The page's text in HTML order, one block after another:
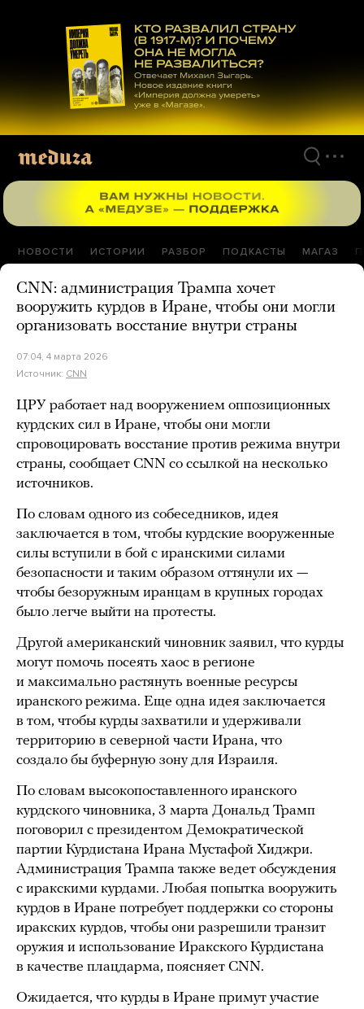
материалам
НОВОСТИ ИСТОРИИ РАЗБОР ПОДКАСТЫ МАГАЗ
CNN: администрация Трампа хочет
вооружить курдов в Иране, чтобы они могли
организовать восстание внутри страны
07:04, 4 марта 2026
Источник: CNN
ЦРУ работает над вооружением оппозиционных
курдских сил в Иране, чтобы они могли
спровоцировать восстание против режима внутри
страны, сообщает CNN со ссылкой на несколько
источников.
По словам одного из собеседников, идея
заключается в том, чтобы курдские вооруженные
силы вступили в бой с иранскими силами
безопасности и таким образом оттянули их —
чтобы безоружным иранцам в крупных городах
было легче выйти на протесты.
Другой американский чиновник заявил, что курды
могут помочь посеять хаос в регионе
и максимально растянуть военные ресурсы
иранского режима. Еще одна идея заключается
в том, чтобы курды захватили и удерживали
территорию в северной части Ирана, что
создало бы буферную зону для Израиля.
По словам высокопоставленного иранского
курдского чиновника, 3 марта Дональд Трамп
поговорил с президентом Демократической
партии Курдистана Ирана Мустафой Хиджри.
Администрация Трампа также ведет обсуждения
с иракскими курдами. Любая попытка вооружить
курдов в Иране потребует поддержки со стороны
иракских курдов, чтобы они разрешили транзит
оружия и использование Иракского Курдистана
в качестве плацдарма, поясняет CNN.
Ожидается, что курды в Иране примут участие